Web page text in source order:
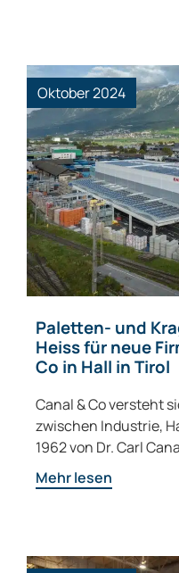
Oktober 2024
Paletten- und
Heiss für neue
Co in Hall in Tirol
Canal & Co versteht
zwischen Industrie,
1962 von Dr. Carl
Mehr lesen